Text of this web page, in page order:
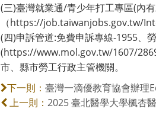
(三)臺灣就業通/青少年打工專區(內
（https://job.taiwanjobs.gov.tw/
(四)申訴管道:免費申訴專線-1955、
(https://www.mol.gov.tw/1607/
市、縣市勞工行政主管機關。
下一則： 臺灣一滴優教育協會辦理
上一則： 2025 臺北醫學大學楓杏